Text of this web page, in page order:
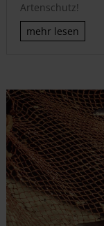
Artenschutz!
mehr lesen